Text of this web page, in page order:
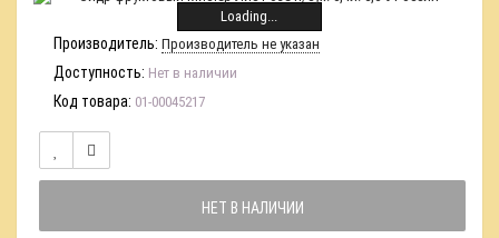
Loading...
Производитель: Производитель не указан
Доступность: Нет в наличии
Код товара: 01-00045217
НЕТ В НАЛИЧИИ